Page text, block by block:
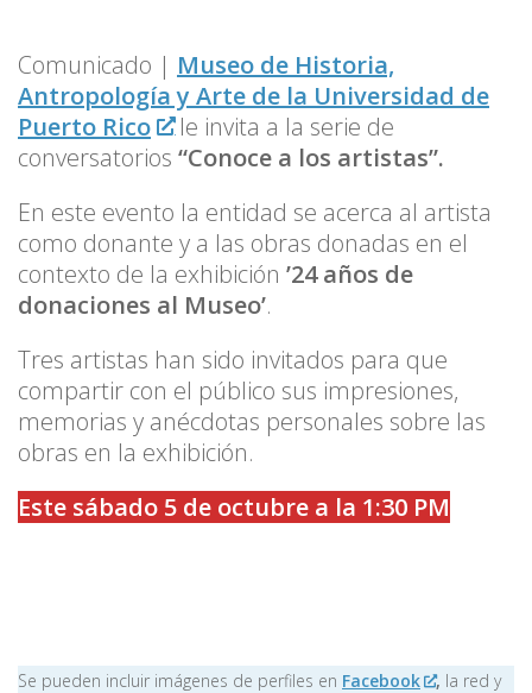
Comunicado | Museo de Historia,
Antropología y Arte de la Universidad de
Puerto Rico
le invita a la serie de
conversatorios “Conoce a los artistas”.
En este evento la entidad se acerca al artista
como donante y a las obras donadas en el
contexto de la exhibición ’24 años de
donaciones al Museo’.
Tres artistas han sido invitados para que
compartir con el público sus impresiones,
memorias y anécdotas personales sobre las
obras en la exhibición.
Este sábado 5 de octubre a la 1:30 PM
Se pueden incluir imágenes de perfiles en Facebook , la red y